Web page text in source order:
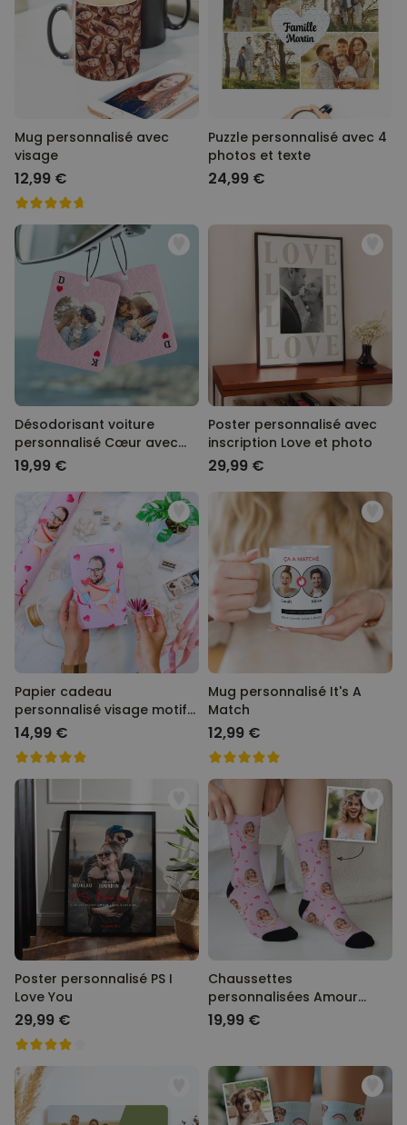
Mug personnalisé avec
visage
12,99 €
Puzzle personnalisé avec 4
photos et texte
24,99 €
Désodorisant voiture
personnalisé Cœur avec
photo
19,99 €
Poster personnalisé avec
inscription Love et photo
29,99 €
Papier cadeau
personnalisé visage motifs
amour
14,99 €
Mug personnalisé It's A
Match
12,99 €
Poster personnalisé PS I
Love You
29,99 €
Chaussettes
personnalisées Amour
avec votre visage
19,99 €